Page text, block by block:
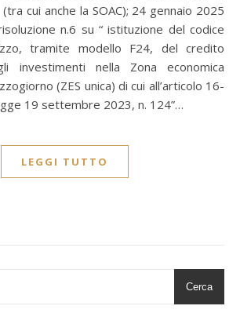
cui anche la SOAC); 24 gennaio 2025
n.6 su “ istituzione del codice
tramite modello F24, del credito
investimenti nella Zona economica
(ZES unica) di cui all’articolo 16-
19 settembre 2023, n. 124”…
LEGGI TUTTO
Cerca